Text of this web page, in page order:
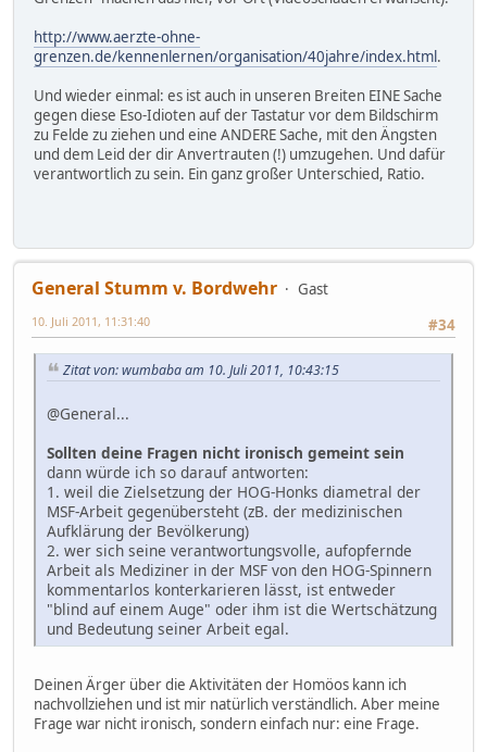
http://www.aerzte-ohne-
grenzen.de/kennenlernen/organisation/40jahre/index.html.
Und wieder einmal: es ist auch in unseren Breiten EINE Sache
gegen diese Eso-Idioten auf der Tastatur vor dem Bildschirm
zu Felde zu ziehen und eine ANDERE Sache, mit den Ängsten
und dem Leid der dir Anvertrauten (!) umzugehen. Und dafür
verantwortlich zu sein. Ein ganz großer Unterschied, Ratio.
General Stumm v. Bordwehr
Gast
#34
10. Juli 2011, 11:31:40
Zitat von: wumbaba am 10. Juli 2011, 10:43:15
@General...
Sollten deine Fragen nicht ironisch gemeint sein
dann würde ich so darauf antworten:
1. weil die Zielsetzung der HOG-Honks diametral der
MSF-Arbeit gegenübersteht (zB. der medizinischen
Aufklärung der Bevölkerung)
2. wer sich seine verantwortungsvolle, aufopfernde
Arbeit als Mediziner in der MSF von den HOG-Spinnern
kommentarlos konterkarieren lässt, ist entweder
"blind auf einem Auge" oder ihm ist die Wertschätzung
und Bedeutung seiner Arbeit egal.
Deinen Ärger über die Aktivitäten der Homöos kann ich
nachvollziehen und ist mir natürlich verständlich. Aber meine
Frage war nicht ironisch, sondern einfach nur: eine Frage.